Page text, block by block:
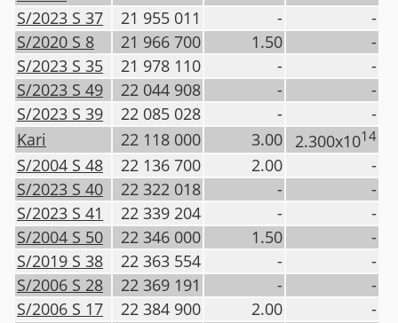
S/2023 S 37
21 955 011 -
-
S/2020 S 8
21 966 700 1.50
-
S/2023 S 35
21 978 110 -
-
S/2023 S 49
22 044 908 -
-
S/2023 S 39
22 085 028 -
-
Kari
22 118 000 3.00 2.300x1014
S/2004 S 48 22 136 700 2.00
-
S/2023 S 40
22 322 018 -
-
S/2023 S 41
22 339 204 -
-
S/2004 S 50
22 346 000 1.50
-
S/2019 S 38
22 363 554 -
-
S/2006 S 28
22 369 191 -
-
S/2006 S 17
22 384 900 2.00
-